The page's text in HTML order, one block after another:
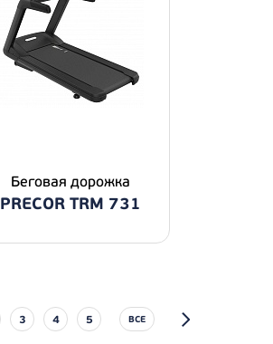
Беговая дорожка
PRECOR TRM 731
3 4 5 ВСЕ